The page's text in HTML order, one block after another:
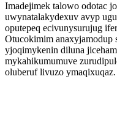
Imadejimek talowo odotac
uwynatalakydexuv avyp
oputepeq ecivunysurujug
Otucokimim anaxyjamodup
yjoqimykenin diluna
mykahikumumuve
oluberuf livuzo ymaqixuqaz.